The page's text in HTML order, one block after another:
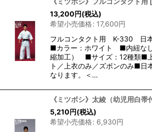
13,200円(税込)
希望小売価格: 17,600円
フルコンタクト用 K-330
■カラー：ホワイト ■内紐な
縮加工） ■サイズ：12種類■
ト／上衣のみ／ズボンのみ■日
なります。＜…
《ミツボシ》太綾（幼児用白帯
5,210円(税込)
希望小売価格: 6,930円